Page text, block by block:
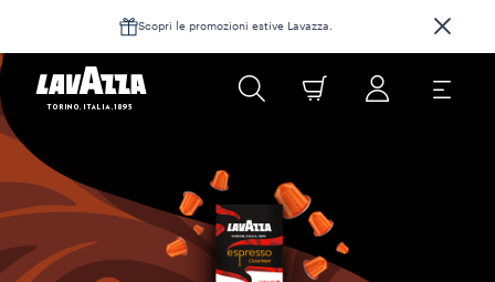
Scopri le promozioni estive Lavazza.